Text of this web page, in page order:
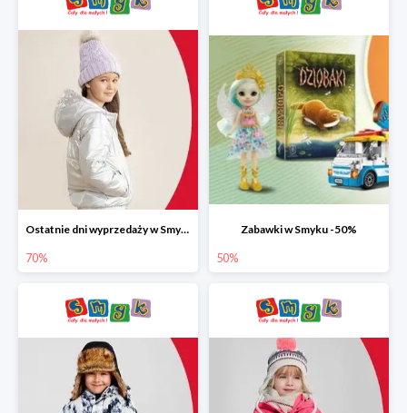
Ostatnie dni wyprzedaży w Smyku do -70%
70%
Zabawki w Smyku -50%
50%